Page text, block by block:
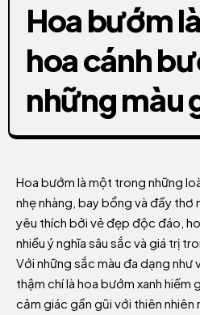
Hoa bướm
hoa cánh
những màu
Hoa bướm là một trong những
nhẹ nhàng, bay bổng và đầy
yêu thích bởi vẻ đẹp độc đáo,
nhiều ý nghĩa sâu sắc và giá trị
Với những sắc màu đa dạng như
thậm chí là hoa bướm xanh hiếm
cảm giác gần gũi với thiên nhiên